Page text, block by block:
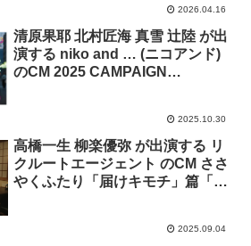
2026.04.16
清原果耶 北村匠海 真雪 辻陸 が出
演する niko and … (ニコアンド)
のCM 2025 CAMPAIGN
2025.10.30
高橋一生 柳楽優弥 が出演する リ
クルートエージェント のCM ささ
やくふたり「届けキモチ」篇「嬉
2025.09.04